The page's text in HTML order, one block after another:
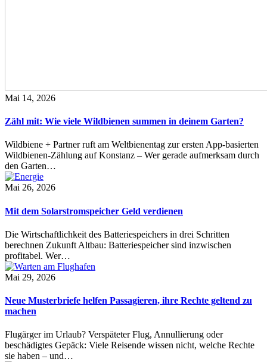
Mai 14, 2026
Zähl mit: Wie viele Wildbienen summen in deinem Garten?
Wildbiene + Partner ruft am Weltbienentag zur ersten App-basierten
Wildbienen-Zählung auf Konstanz – Wer gerade aufmerksam durch
den Garten…
Mai 26, 2026
Mit dem Solarstromspeicher Geld verdienen
Die Wirtschaftlichkeit des Batteriespeichers in drei Schritten
berechnen Zukunft Altbau: Batteriespeicher sind inzwischen
profitabel. Wer…
Mai 29, 2026
Neue Musterbriefe helfen Passagieren, ihre Rechte geltend zu
machen
Flugärger im Urlaub? Verspäteter Flug, Annullierung oder
beschädigtes Gepäck: Viele Reisende wissen nicht, welche Rechte
sie haben – und…